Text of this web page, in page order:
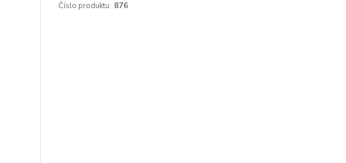
Číslo produktu: 876